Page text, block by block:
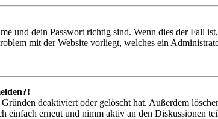
und dein Passwort richtig sind. Wenn dies der Fall
mit der Website vorliegt, welches ein
deaktiviert oder gelöscht hat. Außerdem
einfach erneut und nimm aktiv an den Diskussionen